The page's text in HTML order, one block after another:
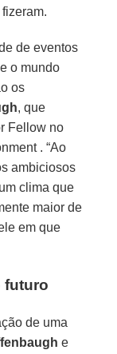
de eventos
o mundo
os
, que
Fellow no
. “Ao
ambiciosos
clima que
maior de
em que
futuro
de uma
e